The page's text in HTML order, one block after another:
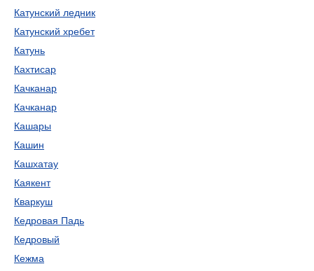
Катунский ледник
Катунский хребет
Катунь
Кахтисар
Качканар
Качканар
Кашары
Кашин
Кашхатау
Каякент
Кваркуш
Кедровая Падь
Кедровый
Кежма